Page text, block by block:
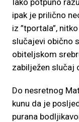
Iako potpuno
ipak je prilično
iz ”tportala”,
slučajevi obično
obiteljskom
zabilježen slučaj
Do nesretnog
kunu da je
purana